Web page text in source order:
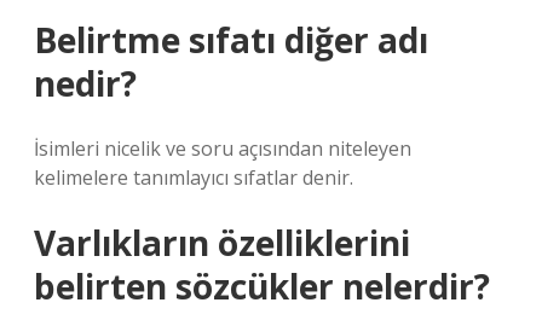
Belirtme sıfatı diğer adı
nedir?
İsimleri nicelik ve soru açısından niteleyen
kelimelere tanımlayıcı sıfatlar denir.
Varlıkların özelliklerini
belirten sözcükler nelerdir?